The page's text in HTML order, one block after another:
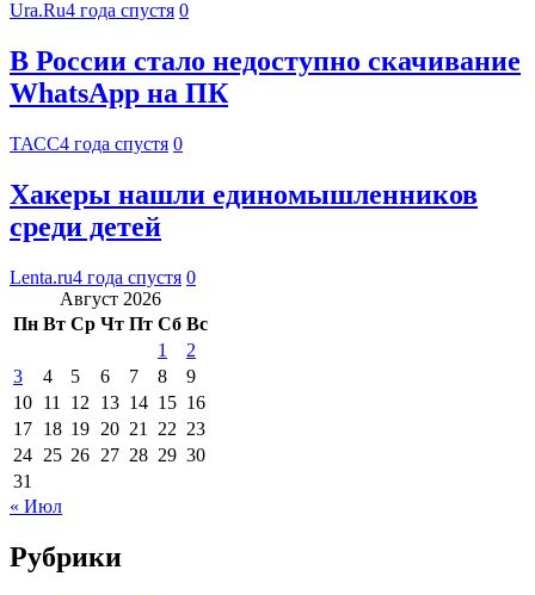
Ura.Ru4 года спустя 0
В России стало недоступно скачивание
WhatsApp на ПК
ТАСС4 года спустя 0
Хакеры нашли единомышленников
среди детей
Lenta.ru4 года спустя 0
Август 2026
Пн Вт Ср Чт Пт Сб Вс
1
2
3
4 5 6 7 8
9
10 11 12 13 14 15 16
17 18 19 20 21 22 23
24 25 26 27 28 29 30
31
« Июл
Рубрики